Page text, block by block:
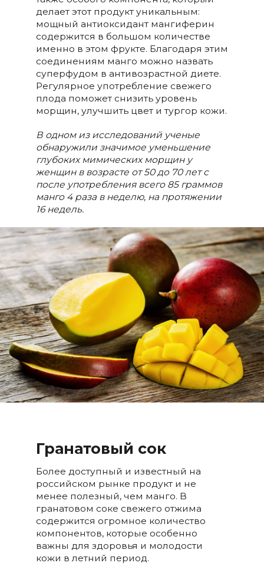
делает этот продукт уникальным:
мощный антиоксидант мангиферин
содержится в большом количестве
именно в этом фрукте. Благодаря этим
соединениям манго можно назвать
суперфудом в антивозрастной диете.
Регулярное употребление свежего
плода поможет снизить уровень
морщин, улучшить цвет и тургор кожи.
В одном из исследований ученые
обнаружили значимое уменьшение
глубоких мимических морщин у
женщин в возрасте от 50 до 70 лет с
после употребления всего 85 граммов
манго ​​4 раза в неделю, на протяжении
16 недель.
Гранатовый сок
Более доступный и известный на
российском рынке продукт и не
менее полезный, чем манго. В
гранатовом соке свежего отжима
содержится огромное количество
компонентов, которые особенно
важны для здоровья и молодости
кожи в летний период.